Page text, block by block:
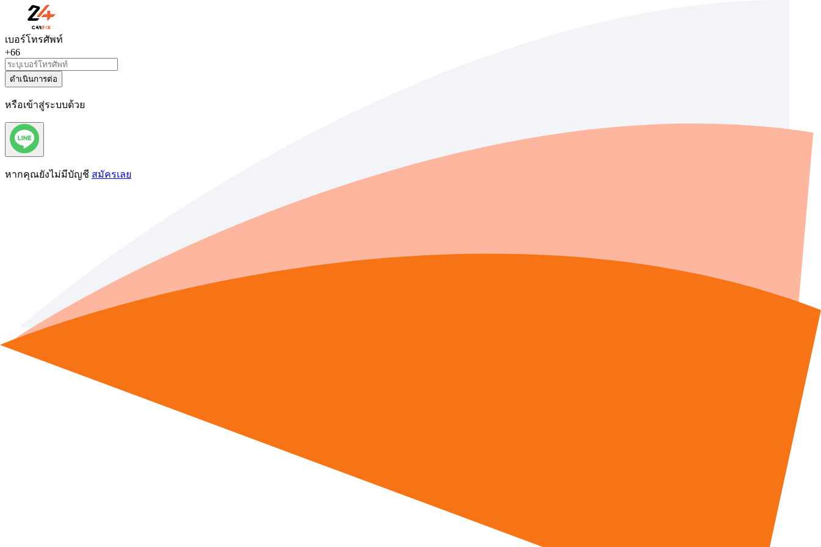
เบอร์โทรศัพท์
+66
ดำเนินการต่อ
หรือเข้าสู่ระบบด้วย
หากคุณยังไม่มีบัญชี สมัครเลย